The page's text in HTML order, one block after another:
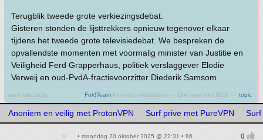
Terugblik tweede grote verkiezingsdebat.
Gisteren stonden de lijsttrekkers opnieuw tegenover elkaar
tijdens het tweede grote televisiedebat. We bespreken de
opvallendste momenten met voormalig minister van Justitie en
Veiligheid Ferd Grapperhaus, politiek verslaggever Elodie
Verweij en oud-PvdA-fractievoorzitter Diederik Samsom.
seek electricity Fok!Team Kiva micro-kredieten == Doe mee met $25! == topic
Anoniem en veilig met ProtonVPN Surf prive met PureVPN Surf
• maandag 20 oktober 2025 @ 22:31 • 86